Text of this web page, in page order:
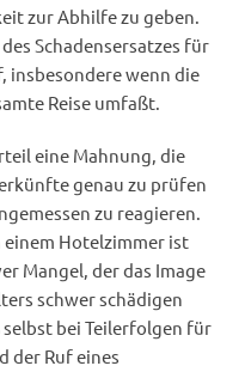
zur Abhilfe zu geben.
Schadensersatzes für
insbesondere wenn die
Reise umfaßt.
eine Mahnung, die
genau zu prüfen
zu reagieren.
Hotelzimmer ist
Mangel, der das Image
schwer schädigen
bei Teilerfolgen für
der Ruf eines